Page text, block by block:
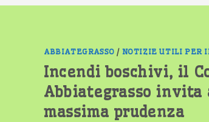
ABBIATEGRASSO / NOTIZIE UTILI PER
Incendi boschivi, il
Abbiategrasso invita
massima prudenza